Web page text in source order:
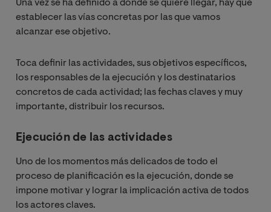
Una vez se ha definido a dónde se quiere llegar, hay que
establecer las vías concretas por las que vamos
alcanzar ese objetivo.
Toca definir las actividades, sus objetivos específicos,
los responsables de la ejecución y los destinatarios
concretos de cada actividad; las fechas claves y muy
importante, distribuir los recursos.
Ejecución de las actividades
Uno de los momentos más delicados de todo el
proceso de planificación es la ejecución, donde se
impone motivar y lograr la implicación activa de todos
los actores claves.